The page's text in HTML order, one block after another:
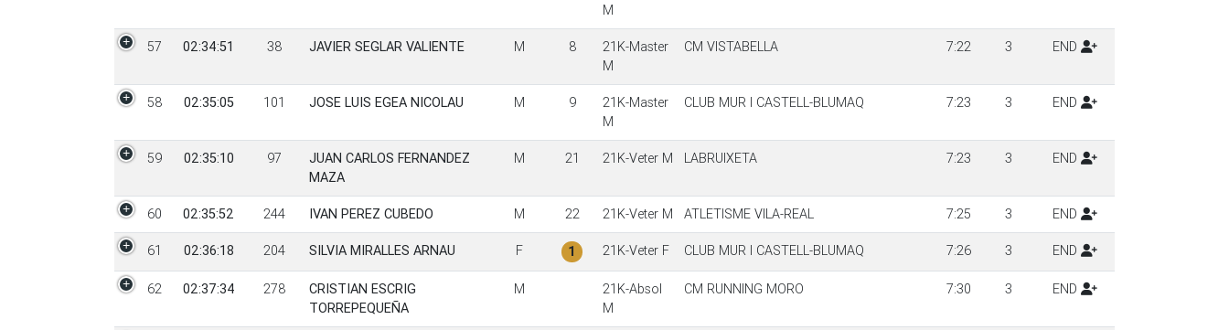
M
57 02:34:51 38 JAVIER SEGLAR VALIENTE M 8
21K-Master
M
CM VISTABELLA 7:22 3 END
58 02:35:05 101 JOSE LUIS EGEA NICOLAU M 9
21K-Master
M
CLUB MUR I CASTELL-BLUMAQ 7:23 3 END
59 02:35:10 97
JUAN CARLOS FERNANDEZ
MAZA
M 21 21K-Veter M LABRUIXETA 7:23 3 END
60 02:35:52 244 IVAN PEREZ CUBEDO M 22 21K-Veter M ATLETISME VILA-REAL 7:25 3 END
61 02:36:18 204 SILVIA MIRALLES ARNAU F 1 21K-Veter F CLUB MUR I CASTELL-BLUMAQ 7:26 3 END
62 02:37:34 278
CRISTIAN ESCRIG
TORREPEQUEÑA
M
21K-Absol
M
CM RUNNING MORO 7:30 3 END